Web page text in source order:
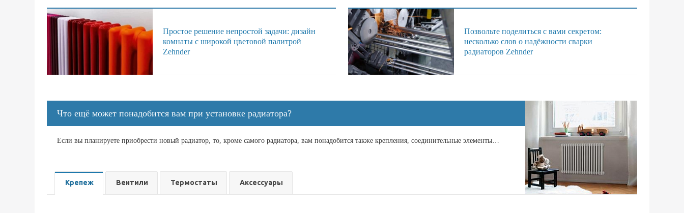
Простое решение непростой задачи: дизайн
комнаты с широкой цветовой палитрой
Zehnder
Позвольте поделиться с вами секретом:
несколько слов о надёжности сварки
радиаторов Zehnder
Что ещё может понадобится вам при установке радиатора?
Если вы планируете приобрести новый радиатор, то, кроме самого радиатора, вам понадобится также крепления, соединительные элементы…
Крепеж Вентили Термостаты Аксессуары